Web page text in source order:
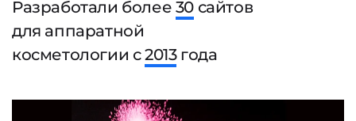
Разработали более 30 сайтов
для аппаратной
косметологии с2013года